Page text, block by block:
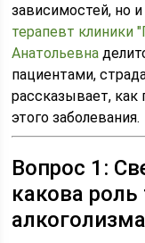
зависимостей, но
терапевт клиники
Анатольевна
пациентами,
рассказывает, как
этого заболевания.
Вопрос 1:
какова роль